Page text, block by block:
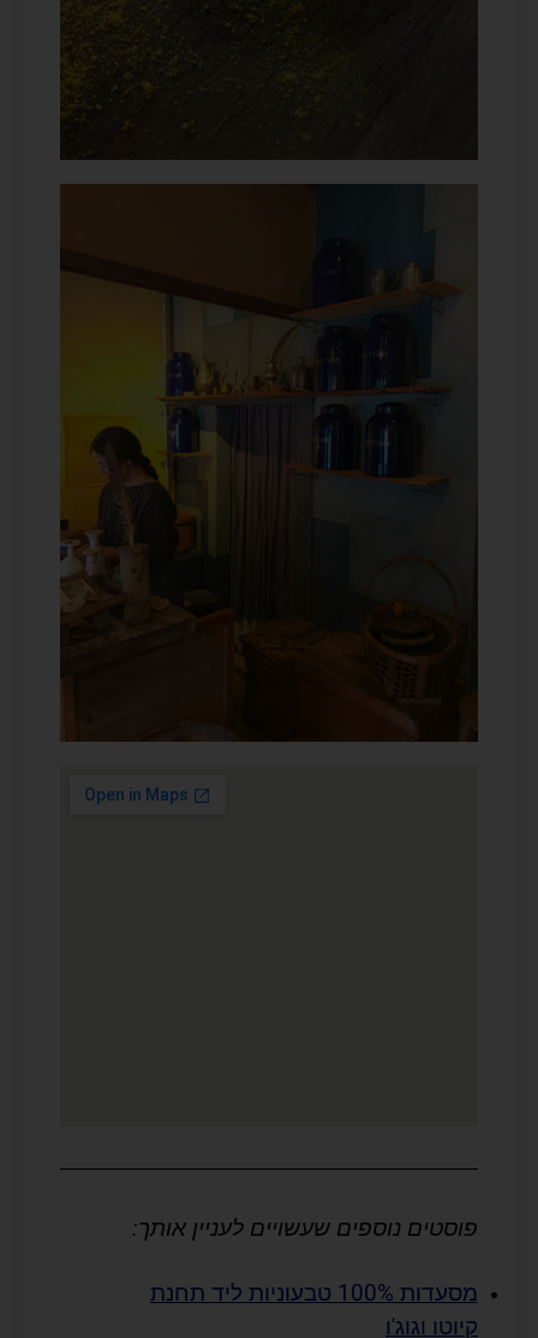
פוסטים נוספים שעשויים לעניין אותך:
מסעדות 100% טבעוניות ליד תחנת
קיוטו וגוג'ו